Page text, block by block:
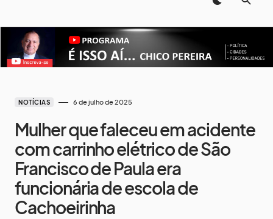
NOTÍCIAS 6 de julho de 2025
Mulher que faleceu em acidente
com carrinho elétrico de São
Francisco de Paula era
funcionária de escola de
Cachoeirinha